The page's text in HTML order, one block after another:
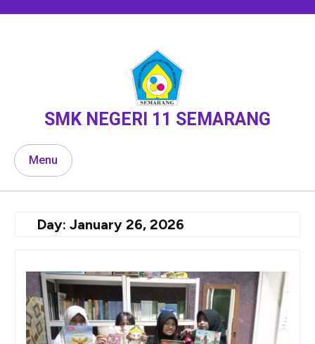
SMK NEGERI 11 SEMARANG
Menu
Day: January 26, 2026